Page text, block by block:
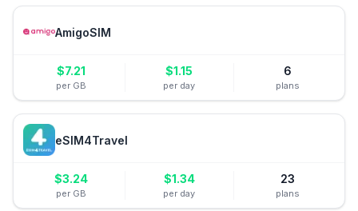
AmigoSIM
$7.21
per GB
$1.15
per day
6
plans
eSIM4Travel
$3.24
per GB
$1.34
per day
23
plans